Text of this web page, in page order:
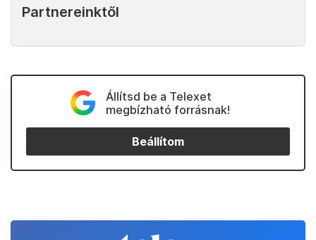
Partnereinktől
Állítsd be a Telexet
megbízható forrásnak!
Beállítom